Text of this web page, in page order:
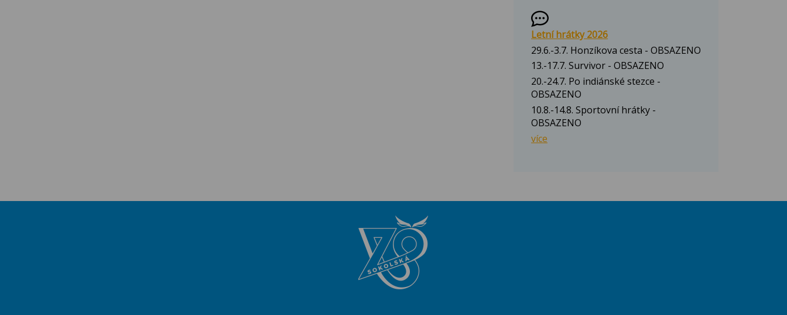
Letní hrátky 2026
29.6.-3.7. Honzíkova cesta - OBSAZENO
13.-17.7. Survivor - OBSAZENO
20.-24.7. Po indiánské stezce -
OBSAZENO
10.8.-14.8. Sportovní hrátky -
OBSAZENO
více